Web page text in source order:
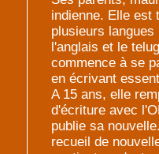
indienne. Elle est
plusieurs
l'anglais et le
commence à se
en écrivant
A 15 ans, elle
d'écriture avec
publie sa
recueil de